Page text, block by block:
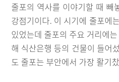
줄포의 역사를 이야기할 때 빼
강점기이다. 이 시기에 줄포에
있었는데 줄포의 주요 거리에
해 식산은행 등의 건물이 들어
도 줄포는 부안에서 가장 활기